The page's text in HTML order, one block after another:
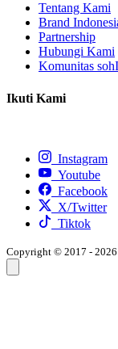
Tentang Kami
Brand
Partnership
Hubungi Kami
Komunitas
Ikuti Kami
Instagram
Youtube
Facebook
X/Twitter
Tiktok
Copyright © 2017 - 2026